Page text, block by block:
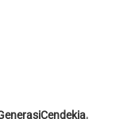
,